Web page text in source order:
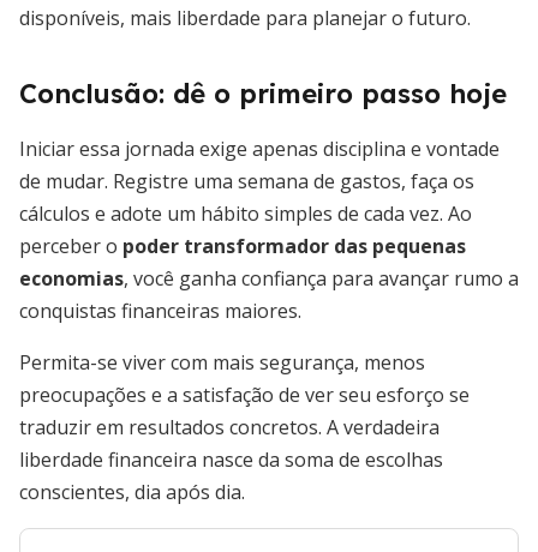
disponíveis, mais liberdade para planejar o futuro.
Conclusão: dê o primeiro passo hoje
Iniciar essa jornada exige apenas disciplina e vontade
de mudar. Registre uma semana de gastos, faça os
cálculos e adote um hábito simples de cada vez. Ao
perceber o poder transformador das pequenas
economias, você ganha confiança para avançar rumo a
conquistas financeiras maiores.
Permita-se viver com mais segurança, menos
preocupações e a satisfação de ver seu esforço se
traduzir em resultados concretos. A verdadeira
liberdade financeira nasce da soma de escolhas
conscientes, dia após dia.